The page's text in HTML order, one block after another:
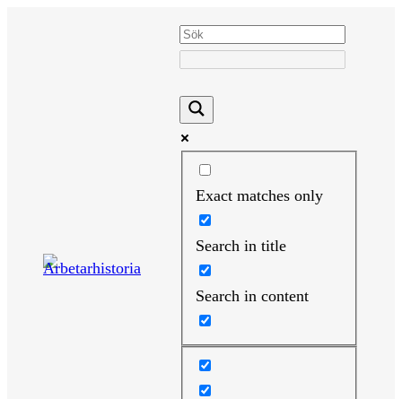
Exact matches only
Search in title
Search in content